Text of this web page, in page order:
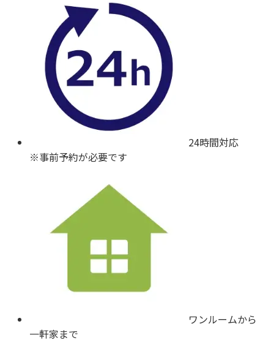
24時間対応
※事前予約が必要です
ワンルームから
一軒家まで